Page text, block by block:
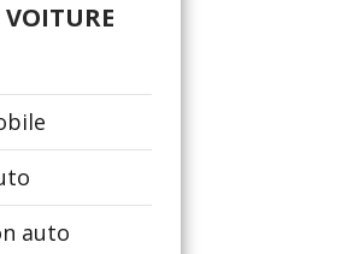
auto